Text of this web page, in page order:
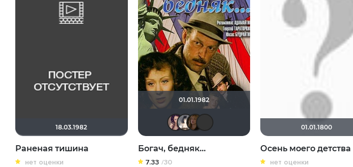
18.03.1982
Раненая тишина
нет оценки
01.01.1982
LITTLE-L17
msolga25
гостья из будущего
Богач, бедняк...
7.33 /30
01.01.1800
Осень моего детства
нет оценки